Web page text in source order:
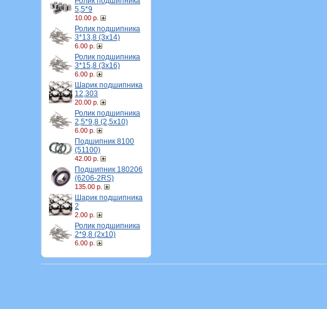
5,5*9
10.00 р.
Ролик подшипника
3*13,8 (3х14)
6.00 р.
Ролик подшипника
3*15,8 (3х16)
6.00 р.
Шарик подшипника
12,303
20.00 р.
Ролик подшипника
2,5*9,8 (2,5х10)
6.00 р.
Подшипник 8100
(51100)
42.00 р.
Подшипник 180206
(6206-2RS)
135.00 р.
Шарик подшипника
2
2.00 р.
Ролик подшипника
2*9,8 (2х10)
6.00 р.